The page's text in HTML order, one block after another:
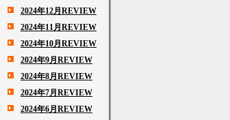
2024年12月REVIEW
2024年11月REVIEW
2024年10月REVIEW
2024年9月REVIEW
2024年8月REVIEW
2024年7月REVIEW
2024年6月REVIEW